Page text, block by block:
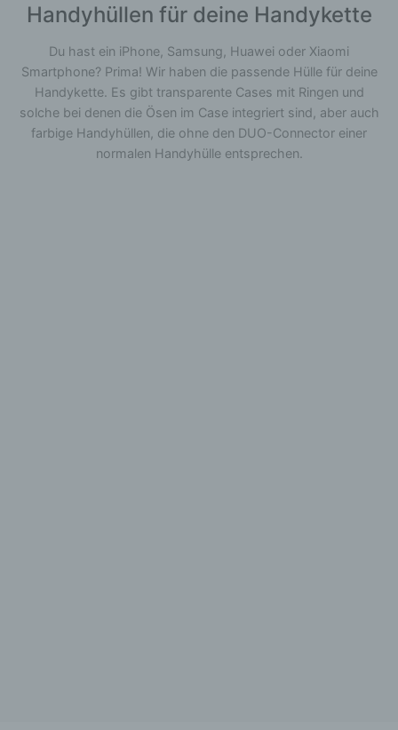
Handyhüllen für deine Handykette
Du hast ein iPhone, Samsung, Huawei oder Xiaomi
Smartphone? Prima! Wir haben die passende Hülle für deine
Handykette. Es gibt transparente Cases mit Ringen und
solche bei denen die Ösen im Case integriert sind, aber auch
farbige Handyhüllen, die ohne den DUO-Connector einer
normalen Handyhülle entsprechen.